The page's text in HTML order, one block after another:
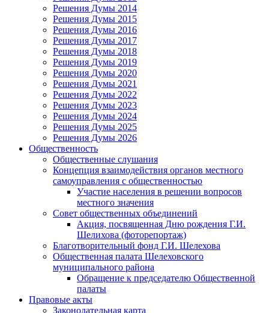
Решения Думы 2014
Решения Думы 2015
Решения Думы 2016
Решения Думы 2017
Решения Думы 2018
Решения Думы 2019
Решения Думы 2020
Решения Думы 2021
Решения Думы 2022
Решения Думы 2023
Решения Думы 2024
Решения Думы 2025
Решения Думы 2026
Общественность
Общественные слушания
Концепция взаимодействия органов местного
самоуправления с общественностью
Участие населения в решении вопросов
местного значения
Совет общественных объединений
Акция, посвященная Дню рождения Г.И.
Шелихова (фоторепортаж)
Благотворительный фонд Г.И. Шелехова
Общественная палата Шелеховского
муниципального района
Обращение к председателю Общественной
палаты
Правовые акты
Законодательная карта